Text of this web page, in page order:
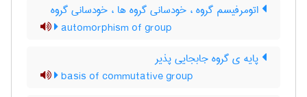
اتومرفیسم گروه ، خودسانی گروه ها ، خودسانی گروه
automorphism of group
پایه ی گروه جابجایی پذیر
basis of commutative group